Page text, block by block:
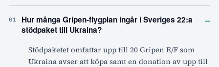
01
Hur många Gripen-flygplan ingår i Sveriges 22:a
stödpaket till Ukraina?
–
Stödpaketet omfattar upp till 20 Gripen E/F som
Ukraina avser att köpa samt en donation av upp till